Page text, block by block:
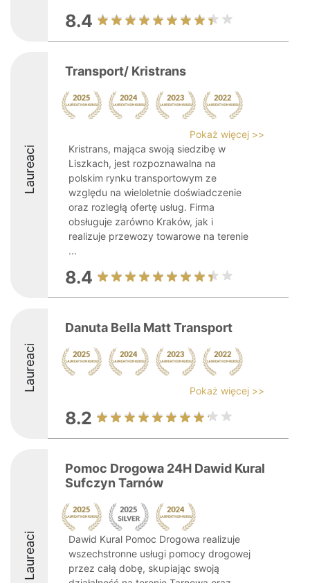
8.4
Laureaci
Transport/ Kristrans
Pokaż więcej >>
Kristrans, mająca swoją siedzibę w
Liszkach, jest rozpoznawalna na
polskim rynku transportowym ze
względu na wieloletnie doświadczenie
oraz rozległą ofertę usług. Firma
obsługuje zarówno Kraków, jak i
realizuje przewozy towarowe na terenie
...
8.4
Laureaci
Danuta Bella Matt Transport
Pokaż więcej >>
8.2
Laureaci
Pomoc Drogowa 24H Dawid Kural
Sufczyn Tarnów
Dawid Kural Pomoc Drogowa realizuje
wszechstronne usługi pomocy drogowej
przez całą dobę, skupiając swoją